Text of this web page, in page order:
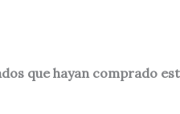
que hayan comprado